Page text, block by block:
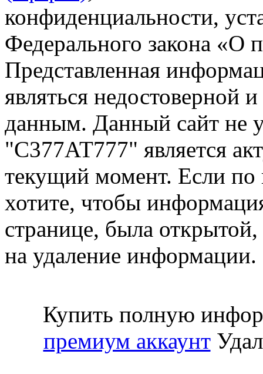
конфиденциальности,
Федерального закона «О
Представленная
являться недостоверной
данным. Данный сайт не
"С377АТ777" является
текущий момент. Если
хотите, чтобы
странице, была открытой,
на удаление информации.
Купить полную
премиум аккаунт